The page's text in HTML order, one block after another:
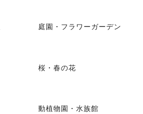
庭園・フラワーガーデン
桜・春の花
動植物園・水族館